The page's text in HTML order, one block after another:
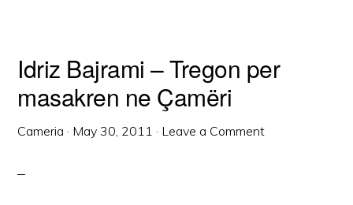
Idriz Bajrami – Tregon per
masakren ne Çamëri
Cameria · May 30, 2011 · Leave a Comment